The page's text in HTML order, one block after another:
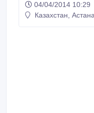
обширная
индивидуальный
04/04/2014 10:29
Казахстан,